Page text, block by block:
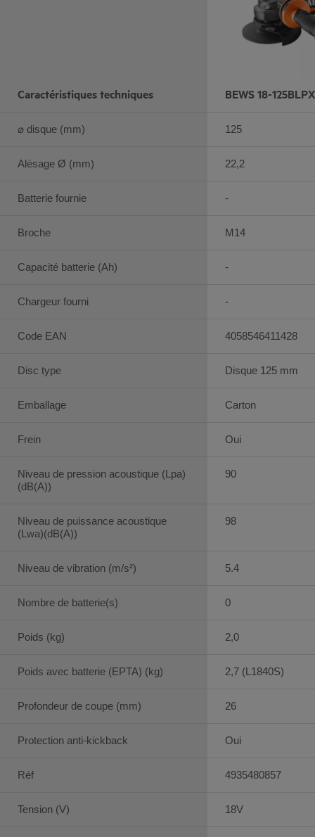
Caractéristiques techniques
⌀ disque (mm)
Alésage Ø (mm)
Batterie fournie
Broche
Capacité batterie (Ah)
Chargeur fourni
Code EAN
Disc type
Emballage
Frein
Niveau de pression acoustique (Lpa)
(dB(A))
Niveau de puissance acoustique
(Lwa)(dB(A))
Niveau de vibration (m/s²)
Nombre de batterie(s)
Poids (kg)
Poids avec batterie (EPTA) (kg)
Profondeur de coupe (mm)
Protection anti-kickback
Réf
Tension (V)
BEWS 18-
125
22,2
-
M14
-
-
4058546411428
Disque 125 mm
Carton
Oui
90
98
5.4
0
2,0
2,7 (L1840S)
26
Oui
4935480857
18V